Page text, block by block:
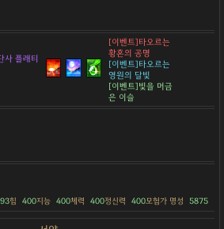
사 플래티
[이벤트]타오르는
황혼의 공명
[이벤트]타오르는
영원의 달빛
[이벤트]빛을 머금
은 이슬
힘 400지능 400체력 400정신력 400모험가 명성 5875